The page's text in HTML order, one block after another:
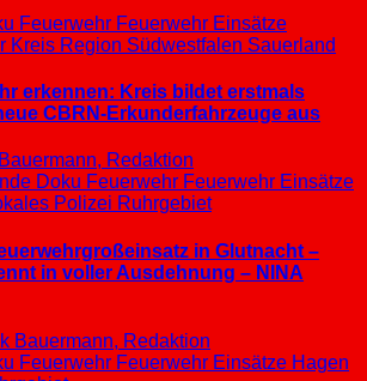
Feuerwehr Feuerwehr Einsätze
Kreis Region Südwestfalen Sauerland
erkennen: Kreis bildet erstmals
CBRN-Erkunderfahrzeuge aus
Redaktion
Doku Feuerwehr Feuerwehr Einsätze
Polizei Ruhrgebiet
in Glutnacht –
in voller Ausdehnung – NINA
Bauermann, Redaktion
Feuerwehr Feuerwehr Einsätze Hagen